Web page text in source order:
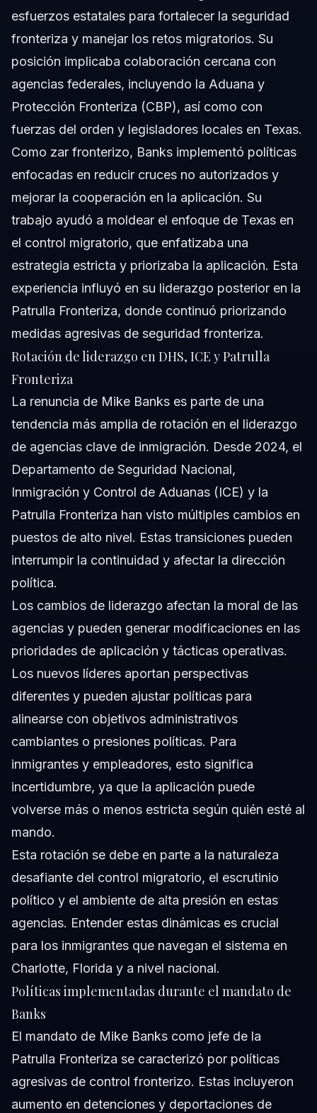
esfuerzos estatales para fortalecer la seguridad
fronteriza y manejar los retos migratorios. Su
posición implicaba colaboración cercana con
agencias federales, incluyendo la Aduana y
Protección Fronteriza (CBP), así como con
fuerzas del orden y legisladores locales en Texas.
Como zar fronterizo, Banks implementó políticas
enfocadas en reducir cruces no autorizados y
mejorar la cooperación en la aplicación. Su
trabajo ayudó a moldear el enfoque de Texas en
el control migratorio, que enfatizaba una
estrategia estricta y priorizaba la aplicación. Esta
experiencia influyó en su liderazgo posterior en la
Patrulla Fronteriza, donde continuó priorizando
medidas agresivas de seguridad fronteriza.
Rotación de liderazgo en DHS, ICE y Patrulla
Fronteriza
La renuncia de Mike Banks es parte de una
tendencia más amplia de rotación en el liderazgo
de agencias clave de inmigración. Desde 2024, el
Departamento de Seguridad Nacional,
Inmigración y Control de Aduanas (ICE) y la
Patrulla Fronteriza han visto múltiples cambios en
puestos de alto nivel. Estas transiciones pueden
interrumpir la continuidad y afectar la dirección
política.
Los cambios de liderazgo afectan la moral de las
agencias y pueden generar modificaciones en las
prioridades de aplicación y tácticas operativas.
Los nuevos líderes aportan perspectivas
diferentes y pueden ajustar políticas para
alinearse con objetivos administrativos
cambiantes o presiones políticas. Para
inmigrantes y empleadores, esto significa
incertidumbre, ya que la aplicación puede
volverse más o menos estricta según quién esté al
mando.
Esta rotación se debe en parte a la naturaleza
desafiante del control migratorio, el escrutinio
político y el ambiente de alta presión en estas
agencias. Entender estas dinámicas es crucial
para los inmigrantes que navegan el sistema en
Charlotte, Florida y a nivel nacional.
Políticas implementadas durante el mandato de
Banks
El mandato de Mike Banks como jefe de la
Patrulla Fronteriza se caracterizó por políticas
agresivas de control fronterizo. Estas incluyeron
aumento en detenciones y deportaciones de